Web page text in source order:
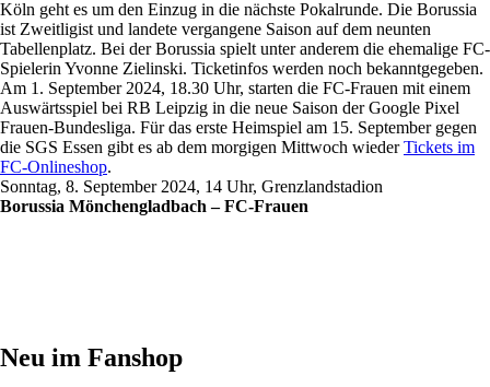
Köln geht es um den Einzug in die nächste Pokalrunde. Die Borussia
ist Zweitligist und landete vergangene Saison auf dem neunten
Tabellenplatz. Bei der Borussia spielt unter anderem die ehemalige FC-
Spielerin Yvonne Zielinski. Ticketinfos werden noch bekanntgegeben.
Am 1. September 2024, 18.30 Uhr, starten die FC-Frauen mit einem
Auswärtsspiel bei RB Leipzig in die neue Saison der Google Pixel
Frauen-Bundesliga. Für das erste Heimspiel am 15. September gegen
die SGS Essen gibt es ab dem morgigen Mittwoch wiederTickets im
FC-Onlineshop.
Sonntag, 8. September 2024, 14 Uhr, Grenzlandstadion
Borussia Mönchengladbach – FC-Frauen
Neu im Fanshop